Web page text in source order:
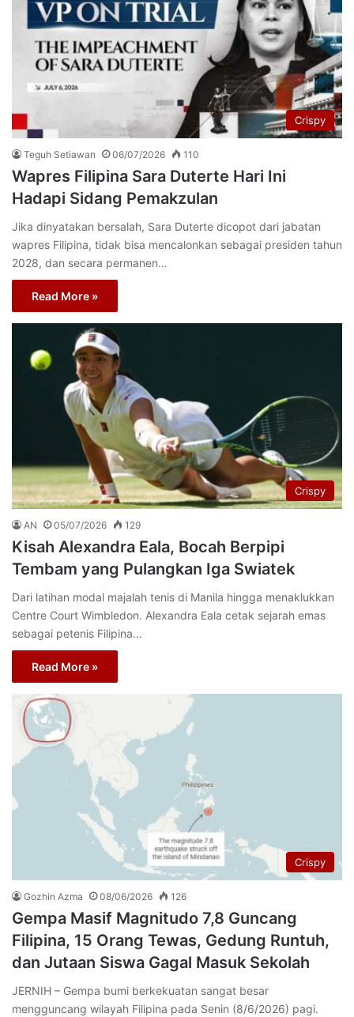
Crispy
Teguh Setiawan 06/07/2026 110
Wapres Filipina Sara Duterte Hari Ini
Hadapi Sidang Pemakzulan
Jika dinyatakan bersalah, Sara Duterte dicopot dari jabatan
wapres Filipina, tidak bisa mencalonkan sebagai presiden tahun
2028, dan secara permanen…
Read More »
Crispy
AN 05/07/2026 129
Kisah Alexandra Eala, Bocah Berpipi
Tembam yang Pulangkan Iga Swiatek
Dari latihan modal majalah tenis di Manila hingga menaklukkan
Centre Court Wimbledon. Alexandra Eala cetak sejarah emas
sebagai petenis Filipina…
Read More »
Crispy
Gozhin Azma 08/06/2026 126
Gempa Masif Magnitudo 7,8 Guncang
Filipina, 15 Orang Tewas, Gedung Runtuh,
dan Jutaan Siswa Gagal Masuk Sekolah
JERNIH – Gempa bumi berkekuatan sangat besar
mengguncang wilayah Filipina pada Senin (8/6/2026) pagi.